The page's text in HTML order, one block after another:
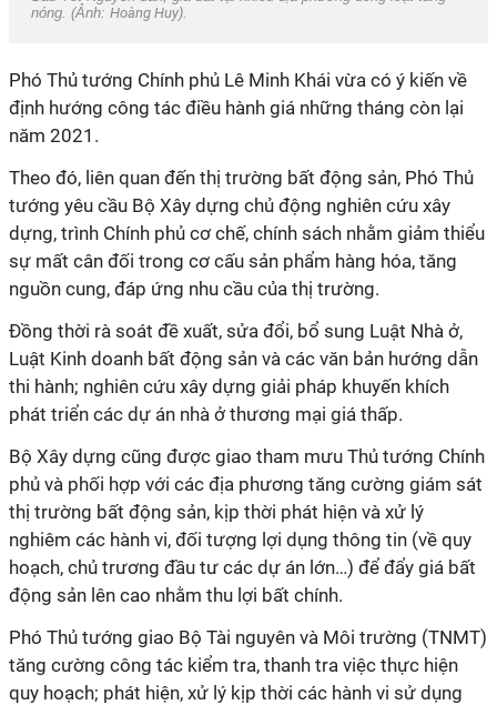
nóng. (Ảnh: Hoàng Huy).
Phó Thủ tướng Chính phủ Lê Minh Khái vừa có ý kiến về
định hướng công tác điều hành giá những tháng còn lại
năm 2021.
Theo đó, liên quan đến thị trường bất động sản, Phó Thủ
tướng yêu cầu Bộ Xây dựng chủ động nghiên cứu xây
dựng, trình Chính phủ cơ chế, chính sách nhằm giảm thiểu
sự mất cân đối trong cơ cấu sản phẩm hàng hóa, tăng
nguồn cung, đáp ứng nhu cầu của thị trường.
Đồng thời rà soát đề xuất, sửa đổi, bổ sung Luật Nhà ở,
Luật Kinh doanh bất động sản và các văn bản hướng dẫn
thi hành; nghiên cứu xây dựng giải pháp khuyến khích
phát triển các dự án nhà ở thương mại giá thấp.
Bộ Xây dựng cũng được giao tham mưu Thủ tướng Chính
phủ và phối hợp với các địa phương tăng cường giám sát
thị trường bất động sản, kịp thời phát hiện và xử lý
nghiêm các hành vi, đối tượng lợi dụng thông tin (về quy
hoạch, chủ trương đầu tư các dự án lớn…) để đẩy giá bất
động sản lên cao nhằm thu lợi bất chính.
Phó Thủ tướng giao Bộ Tài nguyên và Môi trường (TNMT)
tăng cường công tác kiểm tra, thanh tra việc thực hiện
quy hoạch; phát hiện, xử lý kịp thời các hành vi sử dụng